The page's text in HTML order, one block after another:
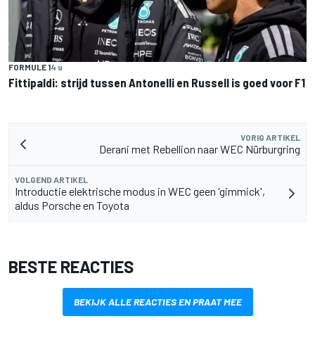
FORMULE 14 u
Fittipaldi: strijd tussen Antonelli en Russell is goed voor F1
VORIG ARTIKEL
Derani met Rebellion naar WEC Nürburgring
VOLGEND ARTIKEL
Introductie elektrische modus in WEC geen 'gimmick',
aldus Porsche en Toyota
BESTE REACTIES
BEKIJK ALLE REACTIES EN PRAAT MEE